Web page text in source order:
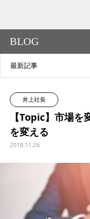
BLOG
最新記事
井上社長
【Topic】市場を
を変える
2018.11.26